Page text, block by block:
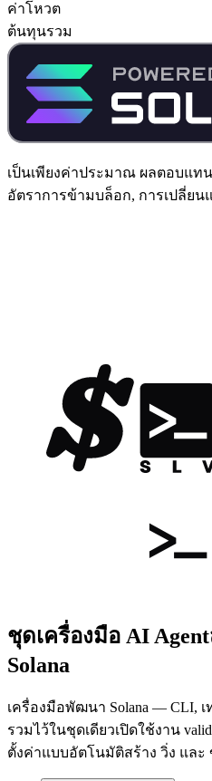
ค่าโหวต
ต้นทุนรวม
เป็นเพียงค่าประมาณ ผลตอบแท
อัตราการข้ามบล็อก, การเปลี่ยน
ชุดเครื่องมือ AI Agent
Solana
เครื่องมือพัฒนา Solana — CLI, เ
รวมไว้ในชุดเดียวเปิดใช้งาน
ตั้งค่าแบบอัตโนมัติสร้าง วิ่ง และ